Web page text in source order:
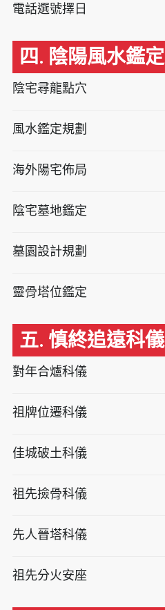
電話選號擇日
四. 陰陽風水鑑定
陰宅尋龍點穴
風水鑑定規劃
海外陽宅佈局
陰宅墓地鑑定
墓園設計規劃
靈骨塔位鑑定
五. 慎終追遠科儀
對年合爐科儀
祖牌位遷科儀
佳城破土科儀
祖先撿骨科儀
先人晉塔科儀
祖先分火安座